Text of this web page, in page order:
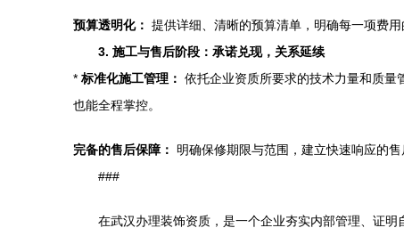
预算透明化： 提供详细、清晰的预算清单，明确每一项费
3. 施工与售后阶段：承诺兑现，关系延续
* 标准化施工管理： 依托企业资质所要求的技术力量和质量
也能全程掌控。
完备的售后保障：
明确保修期限与范围，建立快速响应的
###
在武汉办理装饰资质，是一个企业夯实内部管理、证